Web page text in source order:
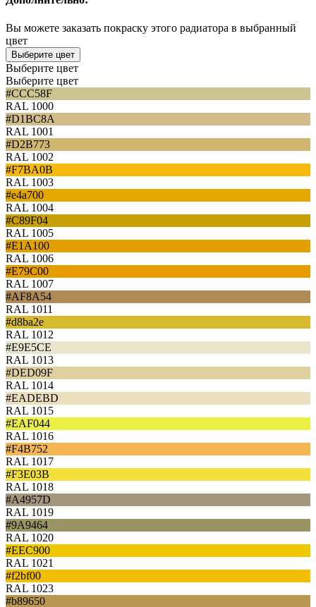
Вы можете заказать покраску этого радиатора в выбранный
цвет
Выберите цвет
Выберите цвет
Выберите цвет
#CCC58F
RAL 1000
#D1BC8A
RAL 1001
#D2B773
RAL 1002
#F7BA0B
RAL 1003
#e4a700
RAL 1004
#C89F04
RAL 1005
#E1A100
RAL 1006
#E79C00
RAL 1007
#AF8A54
RAL 1011
#d8ba2e
RAL 1012
#E9E5CE
RAL 1013
#DED09F
RAL 1014
#EADEBD
RAL 1015
#EAF044
RAL 1016
#F4B752
RAL 1017
#F3E03B
RAL 1018
#A4957D
RAL 1019
#9A9464
RAL 1020
#EEC900
RAL 1021
#f2bf00
RAL 1023
#b89650